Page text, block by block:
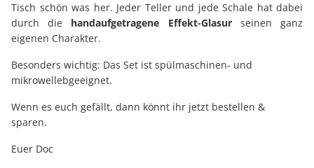
Tisch schön was her. Jeder Teller und jede Schale hat dabei
durch die handaufgetragene Effekt-Glasurseinen ganz
eigenen Charakter.
Besonders wichtig: Das Set ist spülmaschinen- und
mikrowellebgeeignet.
Wenn es euch gefällt, dann könnt ihr jetzt bestellen &
sparen.
Euer Doc